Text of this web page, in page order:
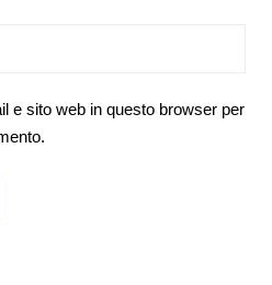
e sito web in questo browser per